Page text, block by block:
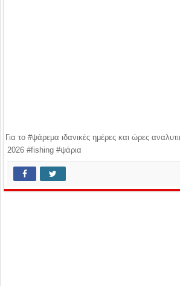
Για το #ψάρεμα ιδανικές ημέρες και ώρες
2026 #fishing #ψάρια